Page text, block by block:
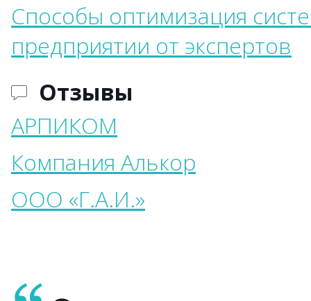
Способы оптимизация
предприятии от экспертов
Отзывы
АРПИКОМ
Компания Алькор
ООО «Г.А.И.»